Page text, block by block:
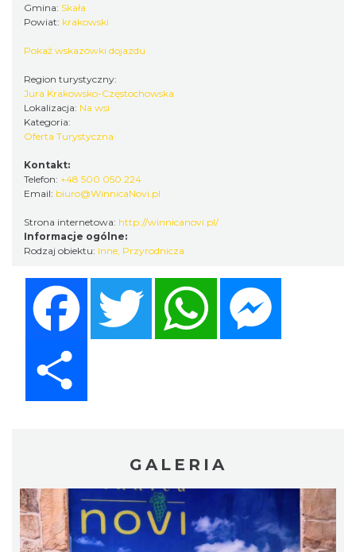
Gmina: Skała
Powiat: krakowski
Pokaż wskazówki dojazdu
Region turystyczny:
Jura Krakowsko-Częstochowska
Lokalizacja: Na wsi
Kategoria:
Oferta Turystyczna
Kontakt:
Telefon: +48 500 050 224
Email: biuro@WinnicaNovi.pl
Strona internetowa: http://winnicanovi.pl/
Informacje ogólne:
Rodzaj obiektu: Inne Przyrodnicza
Twitter
GALERIA